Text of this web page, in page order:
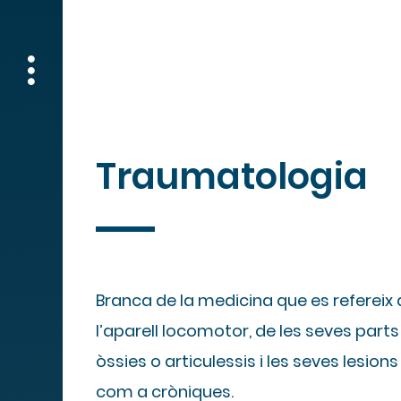
Traumatologia
Branca de la medicina que es refereix
l’aparell locomotor, de les seves
òssies o articulessis i les seves
com a cròniques.